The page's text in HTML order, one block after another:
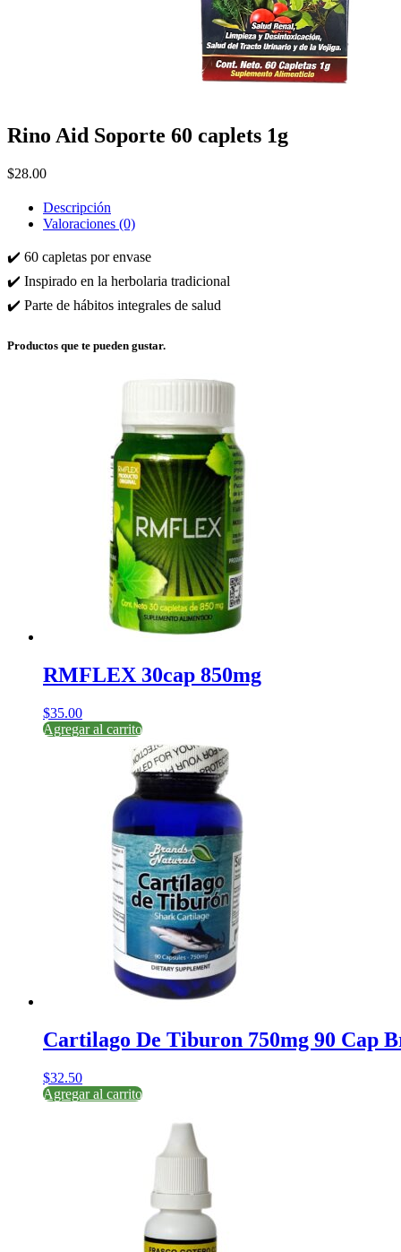
Rino Aid Soporte 60 caplets 1g
$28.00
Descripción
Valoraciones (0)
✔️ 60 capletas por envase
✔️ Inspirado en la herbolaria tradicional
✔️ Parte de hábitos integrales de salud
Productos que te pueden gustar.
RMFLEX 30cap 850mg
$35.00
Agregar al carrito
Cartilago De Tiburon 750mg 90 Cap
$32.50
Agregar al carrito